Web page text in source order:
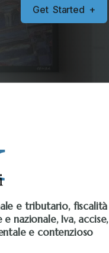
Get Started +
e tributario, fiscalità
nazionale, Iva, accise,
e contenzioso